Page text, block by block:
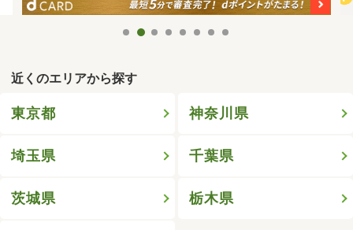
近くのエリアから探す
東京都 神奈川県
埼玉県 千葉県
茨城県 栃木県